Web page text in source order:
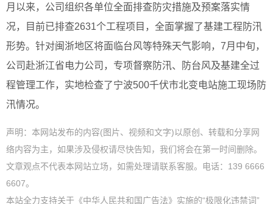
月以来，公司组织各单位全面排查防灾措施及预案落实情
况，目前已排查2631个工程项目，全面掌握了基建工程防汛
形势。针对闽浙地区将面临台风等特殊天气影响，7月中旬，
公司赴浙江省电力公司，专项督察防汛、防台风及基建全过
程管理工作，实地检查了宁波500千伏市北变电站施工现场防
汛情况。
声明：本网站发布的内容(图片、视频和文字)以原创、转载和分享网
络内容为主，如果涉及侵权请尽快告知，我们将会在第一时间删除。
文章观点不代表本网站立场，如需处理请联系客服。电话：139 6666
6607。
本站全力支持关于《中华人民共和国广告法》实施的“极限化违禁词”